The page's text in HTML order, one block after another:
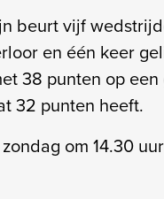
beurt vijf
en één keer
38 punten op
32 punten heeft.
om 14.30